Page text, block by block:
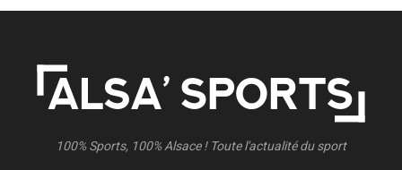
100% Sports, 100% Alsace ! Toute l'actualité du sport